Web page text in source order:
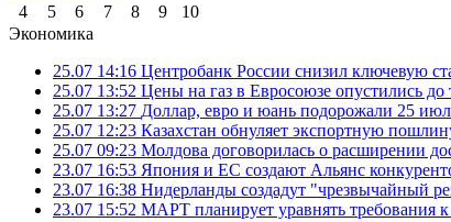
4
5 6 7 8 9
10
Экономика
25.07 14:16 Центробанк России снизил ключевую
25.07 13:52 Цены на газ в Евросоюзе опустились
25.07 13:27 Доллар, евро и юань подорожали 25
25.07 12:23 Казахстан обнуляет экспортную
25.07 09:23 Молдова договорилась о расширении
23.07 16:53 Япония и ЕС создают Альянс
23.07 16:38 Нидерланды создадут "чрезвычайный
23.07 15:52 МАРТ планирует уравнять требования